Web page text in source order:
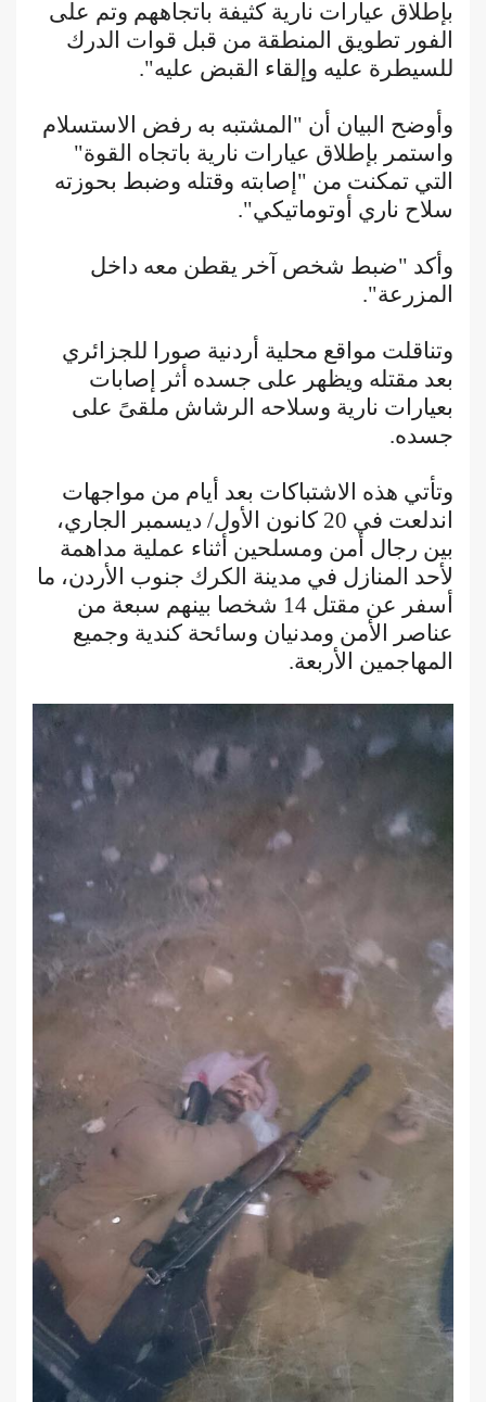
بإطلاق عيارات نارية كثيفة باتجاههم وتم على
الفور تطويق المنطقة من قبل قوات الدرك
للسيطرة عليه وإلقاء القبض عليه".
وأوضح البيان أن "المشتبه به رفض الاستسلام
واستمر بإطلاق عيارات نارية باتجاه القوة"
التي تمكنت من "إصابته وقتله وضبط بحوزته
سلاح ناري أوتوماتيكي".
وأكد "ضبط شخص آخر يقطن معه داخل
المزرعة".
وتناقلت مواقع محلية أردنية صورا للجزائري
بعد مقتله ويظهر على جسده أثر إصابات
بعيارات نارية وسلاحه الرشاش ملقىً على
جسده.
وتأتي هذه الاشتباكات بعد أيام من مواجهات
اندلعت في 20 كانون الأول/ ديسمبر الجاري،
بين رجال أمن ومسلحين أثناء عملية مداهمة
لأحد المنازل في مدينة الكرك جنوب الأردن، ما
أسفر عن مقتل 14 شخصا بينهم سبعة من
عناصر الأمن ومدنيان وسائحة كندية وجميع
المهاجمين الأربعة.